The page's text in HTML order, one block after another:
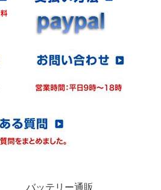
バッテリー通販